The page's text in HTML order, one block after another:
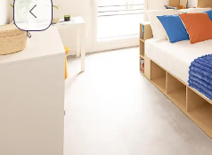
English
Català
Italian
Portuguese